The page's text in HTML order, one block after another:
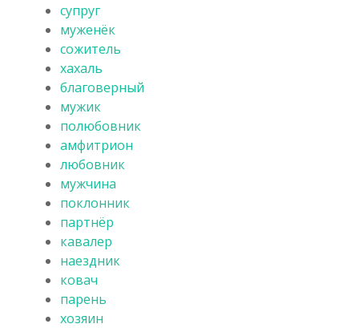
супруг
муженёк
сожитель
хахаль
благоверный
мужик
полюбовник
амфитрион
любовник
мужчина
поклонник
партнёр
кавалер
наездник
ковач
парень
хозяин